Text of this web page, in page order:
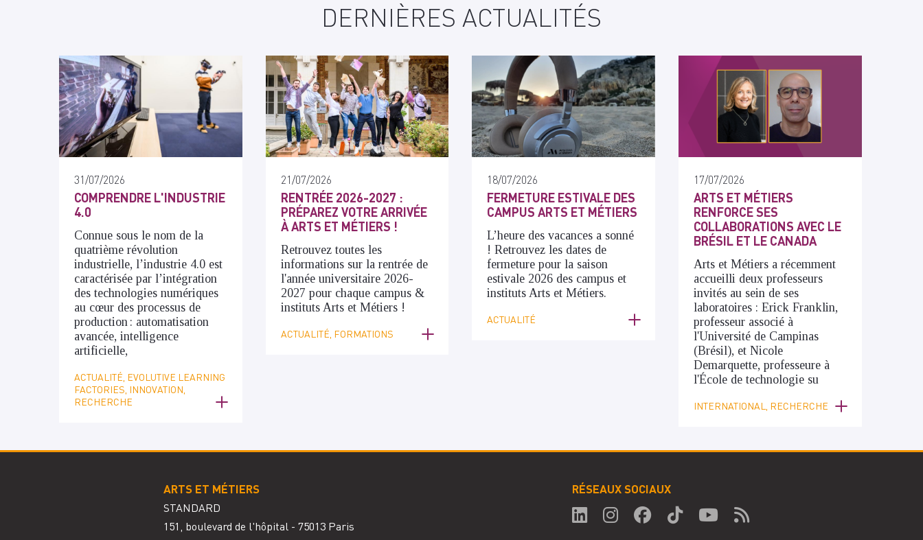
DERNIÈRES ACTUALITÉS
31/07/2026
COMPRENDRE L'INDUSTRIE
4.0
Connue sous le nom de la
quatrième révolution
industrielle, l’industrie 4.0 est
caractérisée par l’intégration
des technologies numériques
au cœur des processus de
production : automatisation
avancée, intelligence
artificielle,
ACTUALITÉ, EVOLUTIVE LEARNING
FACTORIES, INNOVATION,
RECHERCHE
21/07/2026
RENTRÉE 2026-2027 :
PRÉPAREZ VOTRE ARRIVÉE
À ARTS ET MÉTIERS !
Retrouvez toutes les
informations sur la rentrée de
l'année universitaire 2026-
2027 pour chaque campus &
instituts Arts et Métiers !
ACTUALITÉ, FORMATIONS
18/07/2026
FERMETURE ESTIVALE DES
CAMPUS ARTS ET MÉTIERS
L’heure des vacances a sonné
! Retrouvez les dates de
fermeture pour la saison
estivale 2026 des campus et
instituts Arts et Métiers.
ACTUALITÉ
17/07/2026
ARTS ET MÉTIERS
RENFORCE SES
COLLABORATIONS AVEC LE
BRÉSIL ET LE CANADA
Arts et Métiers a récemment
accueilli deux professeurs
invités au sein de ses
laboratoires : Erick Franklin,
professeur associé à
l'Université de Campinas
(Brésil), et Nicole
Demarquette, professeure à
l'École de technologie su
INTERNATIONAL, RECHERCHE
ARTS ET MÉTIERS
STANDARD
151, boulevard de l'hôpital - 75013 Paris
RÉSEAUX SOCIAUX